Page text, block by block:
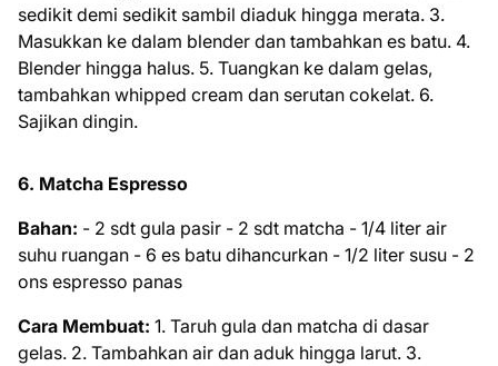
sedikit demi sedikit sambil diaduk hingga merata. 3.
Masukkan ke dalam blender dan tambahkan es batu. 4.
Blender hingga halus. 5. Tuangkan ke dalam gelas,
tambahkan whipped cream dan serutan cokelat. 6.
Sajikan dingin.
6. Matcha Espresso
Bahan: - 2 sdt gula pasir - 2 sdt matcha - 1/4 liter air
suhu ruangan - 6 es batu dihancurkan - 1/2 liter susu - 2
ons espresso panas
Cara Membuat: 1. Taruh gula dan matcha di dasar
gelas. 2. Tambahkan air dan aduk hingga larut. 3.